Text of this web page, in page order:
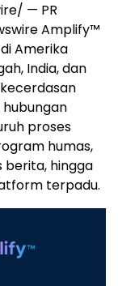
— PR
Amplify™
Amerika
India, dan
proses
humas,
berita, hingga
terpadu.